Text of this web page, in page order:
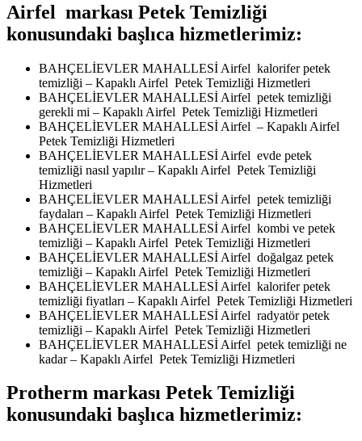
Airfel markası Petek Temizliği
konusundaki başlıca hizmetlerimiz:
BAHÇELİEVLER MAHALLESİ Airfel kalorifer petek
temizliği – Kapaklı Airfel Petek Temizliği Hizmetleri
BAHÇELİEVLER MAHALLESİ Airfel petek temizliği
gerekli mi – Kapaklı Airfel Petek Temizliği Hizmetleri
BAHÇELİEVLER MAHALLESİ Airfel – Kapaklı Airfel
Petek Temizliği Hizmetleri
BAHÇELİEVLER MAHALLESİ Airfel evde petek
temizliği nasıl yapılır – Kapaklı Airfel Petek Temizliği
Hizmetleri
BAHÇELİEVLER MAHALLESİ Airfel petek temizliği
faydaları – Kapaklı Airfel Petek Temizliği Hizmetleri
BAHÇELİEVLER MAHALLESİ Airfel kombi ve petek
temizliği – Kapaklı Airfel Petek Temizliği Hizmetleri
BAHÇELİEVLER MAHALLESİ Airfel doğalgaz petek
temizliği – Kapaklı Airfel Petek Temizliği Hizmetleri
BAHÇELİEVLER MAHALLESİ Airfel kalorifer petek
temizliği fiyatları – Kapaklı Airfel Petek Temizliği Hizmetleri
BAHÇELİEVLER MAHALLESİ Airfel radyatör petek
temizliği – Kapaklı Airfel Petek Temizliği Hizmetleri
BAHÇELİEVLER MAHALLESİ Airfel petek temizliği ne
kadar – Kapaklı Airfel Petek Temizliği Hizmetleri
Protherm markası Petek Temizliği
konusundaki başlıca hizmetlerimiz: